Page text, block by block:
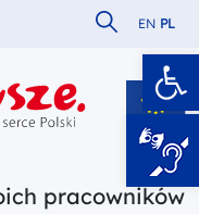
Szukaj w
EN PL
pracowników